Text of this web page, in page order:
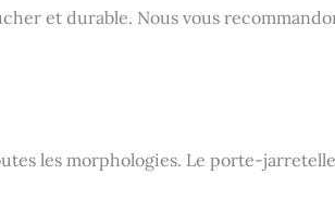
et durable. Nous vous
les morphologies. Le porte-